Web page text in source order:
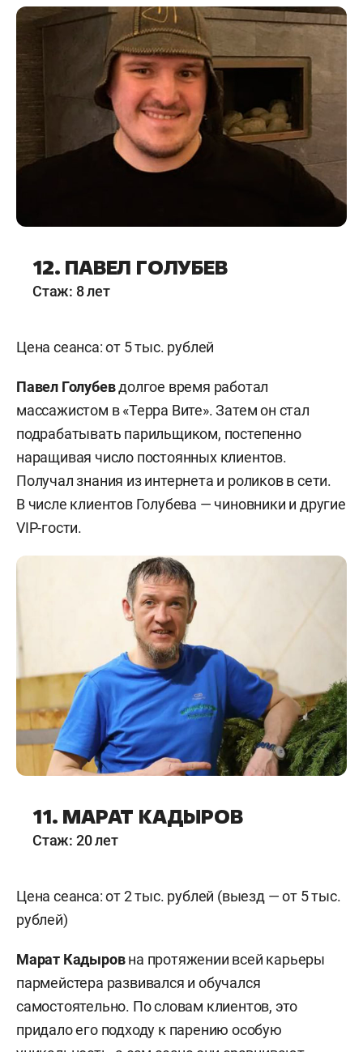
12. ПАВЕЛ ГОЛУБЕВ
Стаж: 8 лет
Цена сеанса: от 5 тыс. рублей
Павел Голубевдолгое время работал
массажистом в «Терра Вите». Затем он стал
подрабатывать парильщиком, постепенно
наращивая число постоянных клиентов.
Получал знания из интернета и роликов в сети.
В числе клиентов Голубева — чиновники и другие
VIP-гости.
11. МАРАТ КАДЫРОВ
Стаж: 20 лет
Цена сеанса: от 2 тыс. рублей (выезд — от 5 тыс.
рублей)
Марат Кадыровна протяжении всей карьеры
пармейстера развивался и обучался
самостоятельно. По словам клиентов, это
придало его подходу к парению особую